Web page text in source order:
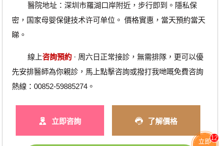
醫院地址：深圳市羅湖口岸附近，步行即到。隱私保
密，国家母婴保健技术许可单位。 價格實惠，當天預約當天
睇。
線上咨詢預約· ‎周六日正常接診，無需排隊，更可以優
先安排醫師為你親診，馬上點擊咨詢或撥打我哋嘅免費咨詢
熱線：00852-59885274。
立即咨詢 了解價格
立即12